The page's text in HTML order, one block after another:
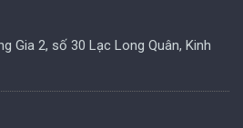
Gia 2, số 30 Lạc Long Quân, Kinh